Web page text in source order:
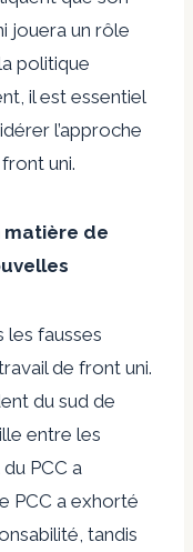
jouera un rôle
politique
il est essentiel
l’approche
uni.
matière de
les fausses
de front uni.
du sud de
entre les
PCC a
PCC a exhorté
tandis